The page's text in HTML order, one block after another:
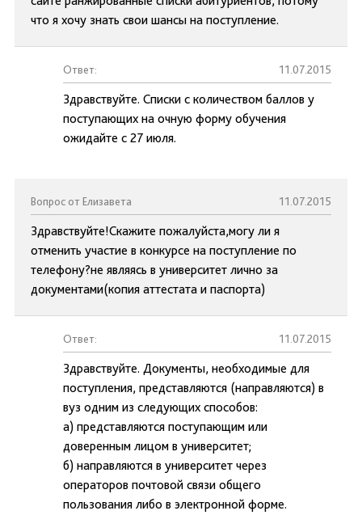
что я хочу знать свои шансы на поступление.
Ответ: 11.07.2015
Здравствуйте. Списки с количеством баллов у
поступающих на очную форму обучения
ожидайте с 27 июля.
Вопрос от Елизавета 11.07.2015
Здравствуйте!Скажите пожалуйста,могу ли я
отменить участие в конкурсе на поступление по
телефону?не являясь в университет лично за
документами(копия аттестата и паспорта)
Ответ: 11.07.2015
Здравствуйте. Документы, необходимые для
поступления, представляются (направляются) в
вуз одним из следующих способов:
а) представляются поступающим или
доверенным лицом в университет;
б) направляются в университет через
операторов почтовой связи общего
пользования либо в электронной форме.